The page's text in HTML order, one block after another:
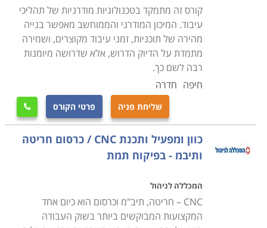
קורס זה מתמקד בטכנולוגיות מודרניות של תהליכי
עיבוד. המיכון המודרני והממוחשב מאפשר בנייה
מהירה של תוכניות, זמני עיבוד מקוצרים, ושמירה
מתמדת על הדיוק הדרוש, אלא שדרושה מיומנות
רבה לשם כך.
חיפה חדרה
שליחת פניה פרטי הקורס 
כוון ומפעיל ותכנת CNC / כרסום חריטה
ותיבמ - בפיקוח תמת
המכללה לניהול
CNC – חריטה, תיב"מ וכרסום הוא כיום אחד
המקצועות המבוקשים ביותר בשוק העבודה